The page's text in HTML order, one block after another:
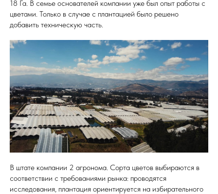
18 Га. В семье основателей компании уже был опыт работы с
цветами. Только в случае с плантацией было решено
добавить техническую часть.
В штате компании 2 агронома. Сорта цветов выбираются в
соответствии с требованиями рынка: проводятся
исследования, плантация ориентируется на избирательного